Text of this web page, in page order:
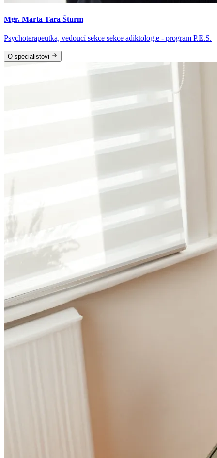
Mgr. Marta Tara Šturm
Psychoterapeutka, vedoucí sekce sekce adiktologie - program P.E.S.
O specialistovi